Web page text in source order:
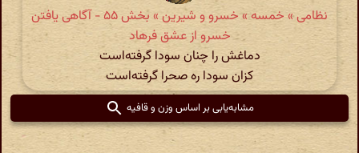
نظامی » خمسه » خسرو و شیرین » بخش ۵۵ - آگاهی یافتن
خسرو از عشق فرهاد
دماغش را چنان سودا گرفته‌است
کزان سودا ره صحرا گرفته‌است
مشابه‌یابی بر اساس وزن و قافیه